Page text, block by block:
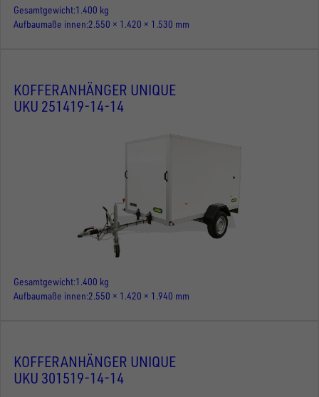
Gesamtgewicht 1.400 kg
Aufbaumaße innen 2.550 × 1.420 × 1.530 mm
KOFFERANHÄNGER UNIQUE
UKU 251419-14-14
Gesamtgewicht 1.400 kg
Aufbaumaße innen 2.550 × 1.420 × 1.940 mm
KOFFERANHÄNGER UNIQUE
UKU 301519-14-14